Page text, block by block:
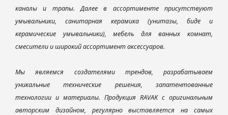
каналы и трапы. Далее в ассортименте присутствуют
умывальники, санитарная керамика (унитазы, биде и
керамические умывальники), мебель для ванных комнат,
смесители и широкий ассортимент аксессуаров.
Мы являемся создателями трендов, разрабатываем
уникальные технические решения, запатентованные
технологии и материалы. Продукция RAVAK с оригинальным
авторским дизайном, регулярно выставляется на самых